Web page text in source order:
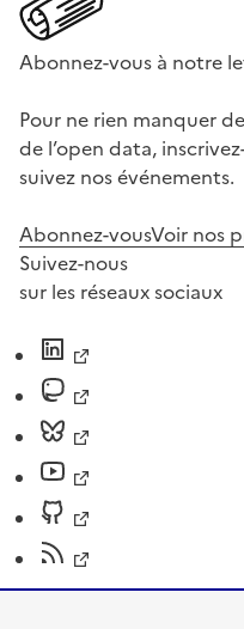
Abonnez-vous à notre
Pour ne rien manquer
de l’open data,
suivez nos événements.
Abonnez-vousVoir nos
Suivez-nous
sur les réseaux sociaux